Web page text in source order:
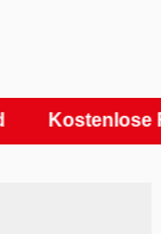
Kostenlose